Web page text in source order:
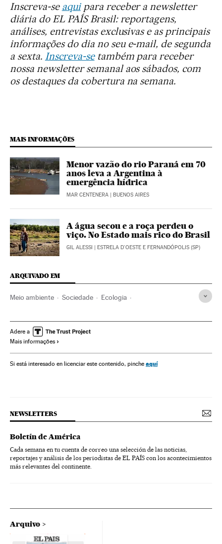
Inscreva-se aquipara receber a newsletter
diária do EL PAÍS Brasil: reportagens,
análises, entrevistas exclusivas e as principais
informações do dia no seu e-mail, de segunda
a sexta. Inscreva-setambém para receber
nossa newsletter semanal aos sábados, com
os destaques da cobertura na semana.
MAIS INFORMAÇÕES
Menor vazão do rio Paraná em 70
anos leva a Argentina à
emergência hídrica
MAR CENTENERA | BUENOS AIRES
A água secou e a roça perdeu o
viço. No Estado mais rico do Brasil
GIL ALESSI | ESTRELA D'OESTE E FERNANDÓPOLIS (SP)
ARQUIVADO EM
Meio ambiente Sociedade Ecologia
Temperaturas Inundações
emergência climática
Adere a
Mais informações
Si está interesado en licenciar este contenido, pinche aquí
NEWSLETTERS
Boletín de América
Cada semana en tu cuenta de correo una selección de las noticias,
reportajes y análisis de los periodistas de EL PAÍS con los acontecimientos
más relevantes del continente.
Arquivo